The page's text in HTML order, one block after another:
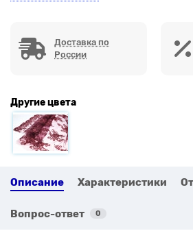
Доставка по
России
Другие цвета
Описание Характеристики
Вопрос-ответ 0